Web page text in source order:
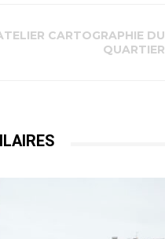
CARTOGRAPHIE DU
QUARTIER